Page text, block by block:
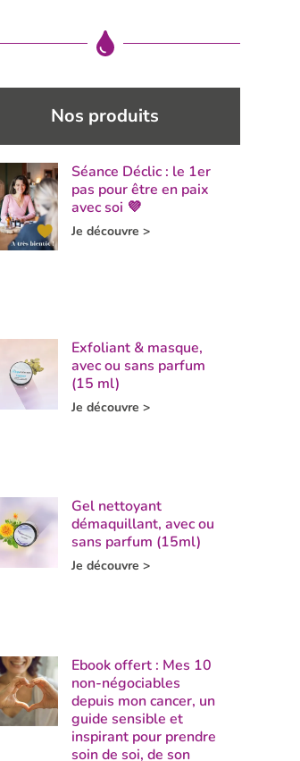
Nos produits
Séance Déclic : le 1er
pas pour être en paix
avec soi 💜
Je découvre >
Exfoliant & masque,
avec ou sans parfum
(15 ml)
Je découvre >
Gel nettoyant
démaquillant, avec ou
sans parfum (15ml)
Je découvre >
Ebook offert : Mes 10
non-négociables
depuis mon cancer, un
guide sensible et
inspirant pour prendre
soin de soi, de son